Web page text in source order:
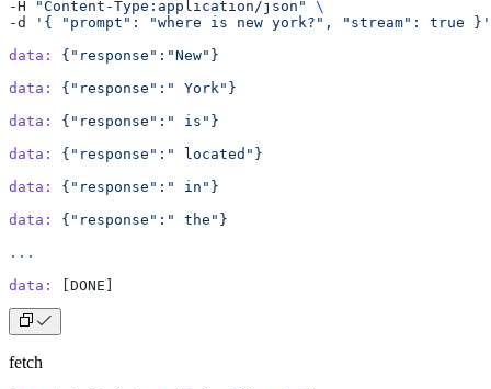
-H "Content-Type:application/json"
\
-d
'{ "prompt": "where is new york?", "stream": true }'
data:
{"response":"New"}
data:
{"response":" York"}
data:
{"response":" is"}
data:
{"response":" located"}
data:
{"response":" in"}
data:
{"response":" the"}
...
data:
[DONE]
fetch